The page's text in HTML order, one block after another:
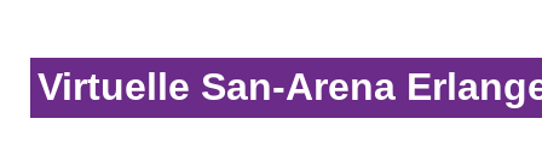
Virtuelle San-Arena